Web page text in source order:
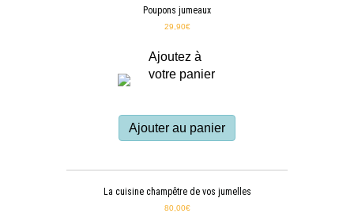
Poupons jumeaux
29,90€
Ajoutez à
votre panier
Ajouter au panier
La cuisine champêtre de vos jumelles
80,00€